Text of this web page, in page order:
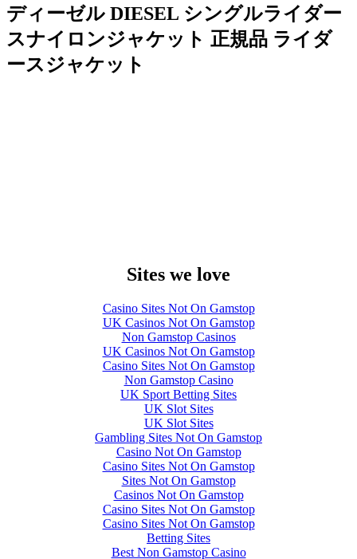
ディーゼル DIESEL シングルライダー
スナイロンジャケット 正規品 ライダ
ースジャケット
Sites we love
Casino Sites Not On Gamstop
UK Casinos Not On Gamstop
Non Gamstop Casinos
UK Casinos Not On Gamstop
Casino Sites Not On Gamstop
Non Gamstop Casino
UK Sport Betting Sites
UK Slot Sites
UK Slot Sites
Gambling Sites Not On Gamstop
Casino Not On Gamstop
Casino Sites Not On Gamstop
Sites Not On Gamstop
Casinos Not On Gamstop
Casino Sites Not On Gamstop
Casino Sites Not On Gamstop
Betting Sites
Best Non Gamstop Casino